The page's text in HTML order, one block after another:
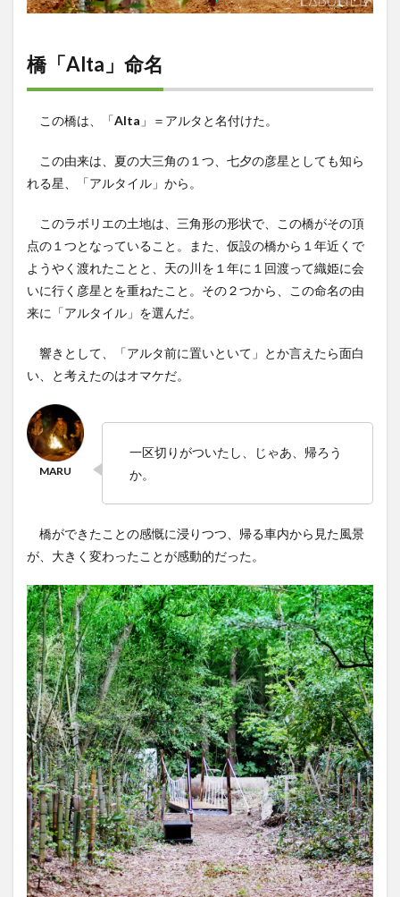
橋「Alta」命名
この橋は、「Alta 」＝アルタと名付けた。
この由来は、夏の大三角の１つ、七夕の彦星としても知ら
れる星、「アルタイル」から。
このラボリエの土地は、三角形の形状で、この橋がその頂
点の１つとなっていること。また、仮設の橋から１年近くで
ようやく渡れたことと、天の川を１年に１回渡って織姫に会
いに行く彦星とを重ねたこと。その２つから、この命名の由
来に「アルタイル」を選んだ。
響きとして、「アルタ前に置いといて」とか言えたら面白
い、と考えたのはオマケだ。
一区切りがついたし、じゃあ、帰ろう
か。
橋ができたことの感慨に浸りつつ、帰る車内から見た風景
が、大きく変わったことが感動的だった。